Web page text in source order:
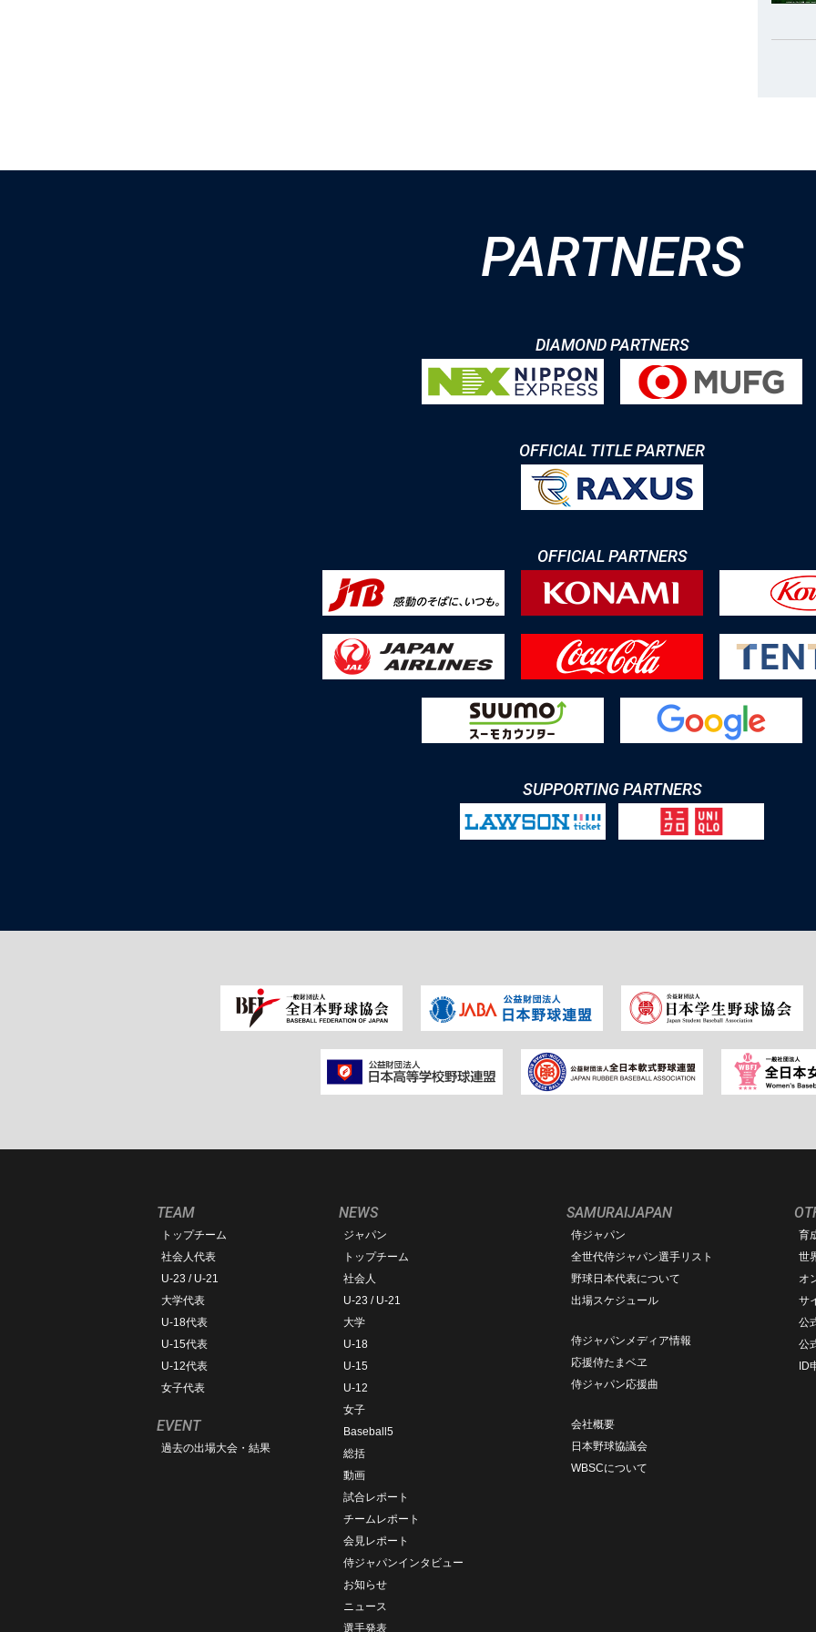
PARTNERS
DIAMOND PARTNERS
OFFICIAL TITLE PARTNER
OFFICIAL PARTNERS
SUPPORTING PARTNERS
TEAM
トップチーム
社会人代表
U-23 / U-21
大学代表
U-18代表
U-15代表
U-12代表
女子代表
EVENT
過去の出場大会・結果
NEWS
ジャパン
トップチーム
社会人
U-23 / U-21
大学
U-18
U-15
U-12
女子
Baseball5
総括
動画
試合レポート
チームレポート
会見レポート
侍ジャパンインタビュー
お知らせ
ニュース
選手発表
SAMURAIJAPAN
侍ジャパン
全世代侍ジャパン選手リスト
野球日本代表について
出場スケジュール
侍ジャパンメディア情報
応援侍たまベヱ
侍ジャパン応援曲
会社概要
日本野球協議会
WBSCについて
育
世
オ
サ
公
公
ID